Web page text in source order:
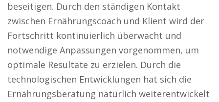
beseitigen. Durch den ständigen Kontakt
zwischen Ernährungscoach und Klient wird der
Fortschritt kontinuierlich überwacht und
notwendige Anpassungen vorgenommen, um
optimale Resultate zu erzielen. Durch die
technologischen Entwicklungen hat sich die
Ernährungsberatung natürlich weiterentwickelt